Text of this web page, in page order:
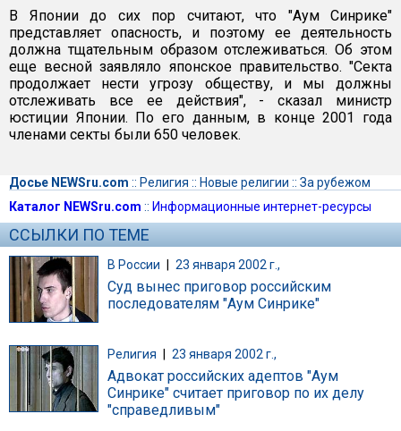
В Японии до сих пор считают, что "Аум Синрике"
представляет опасность, и поэтому ее деятельность
должна тщательным образом отслеживаться. Об этом
еще весной заявляло японское правительство. "Секта
продолжает нести угрозу обществу, и мы должны
отслеживать все ее действия", - сказал министр
юстиции Японии. По его данным, в конце 2001 года
членами секты были 650 человек.
Досье NEWSru.com :: Религия :: Новые религии :: За рубежом
Каталог NEWSru.com :: Информационные интернет-ресурсы
ССЫЛКИ ПО ТЕМЕ
В России | 23 января 2002 г.,
Суд вынес приговор российским
последователям "Аум Синрике"
Религия 23 января 2002 г.,
Адвокат российских адептов "Аум
Синрике" считает приговор по их делу
"справедливым"